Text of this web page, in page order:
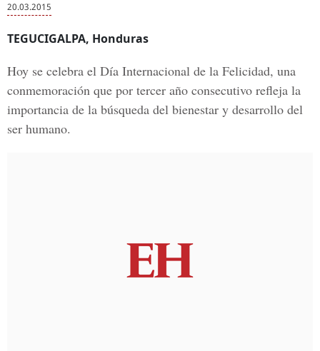
20.03.2015
TEGUCIGALPA, Honduras
Hoy se celebra el Día Internacional de la Felicidad, una
conmemoración que por tercer año consecutivo refleja la
importancia de la búsqueda del bienestar y desarrollo del
ser humano.